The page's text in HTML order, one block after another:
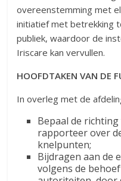
overeenstemming met
initiatief met betrekking
publiek, waardoor de
Iriscare kan vervullen.
HOOFDTAKEN VAN DE
In overleg met de
Bepaal de
rapporteer over
knelpunten;
Bijdragen aan de
volgens de